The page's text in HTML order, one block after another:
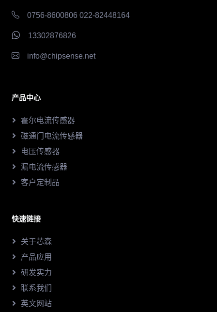
0756-8600806 022-82448164
13302876826
info@chipsense.net
产品中心
霍尔电流传感器
磁通门电流传感器
电压传感器
漏电流传感器
客户定制品
快速链接
关于芯森
产品应用
研发实力
联系我们
英文网站